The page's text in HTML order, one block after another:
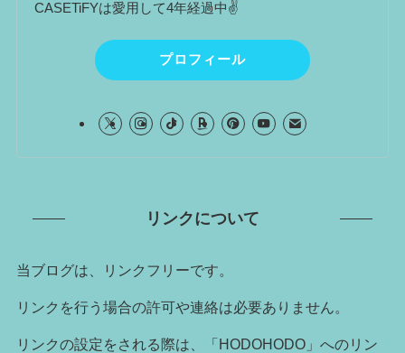
CASETiFYは愛用して4年経過中✌
プロフィール
リンクについて
当ブログは、リンクフリーです。
リンクを行う場合の許可や連絡は必要ありません。
リンクの設定をされる際は、「HODOHODO」へのリン